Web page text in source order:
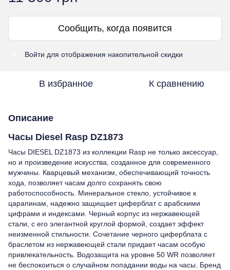
Сообщить, когда появится
Войти для отображения накопительной скидки
В избранное К сравнению
Описание
Часы Diesel Rasp DZ1873
Часы DIESEL DZ1873 из коллекции Rasp не только аксессуар,
но и произведение искусства, созданное для современного
мужчины. Кварцевый механизм, обеспечивающий точность
хода, позволяет часам долго сохранять свою
работоспособность. Минеральное стекло, устойчивое к
царапинам, надежно защищает циферблат с арабскими
цифрами и индексами. Черный корпус из нержавеющей
стали, с его элегантной круглой формой, создает эффект
неизменной стильности. Сочетание черного циферблата с
браслетом из нержавеющей стали придает часам особую
привлекательность. Водозащита на уровне 50 WR позволяет
не беспокоиться о случайном попадании воды на часы. Бренд